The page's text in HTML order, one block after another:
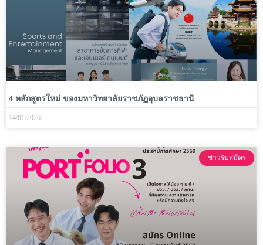
4 หลักสูตรใหม่ ของมหาวิทยาลัยราชภัฏอุบลราชธานี
14/01/2026
ข่าวรับสมัคร